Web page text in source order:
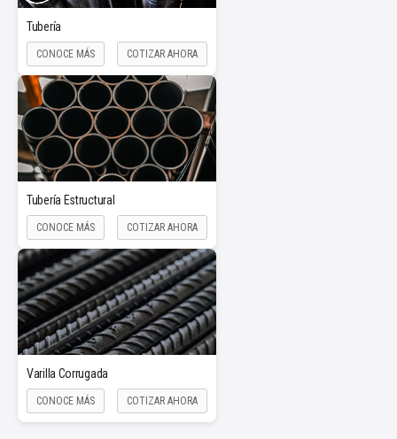
Tubería
CONOCE MÁS COTIZAR AHORA
Tubería Estructural
CONOCE MÁS COTIZAR AHORA
Varilla Corrugada
CONOCE MÁS COTIZAR AHORA